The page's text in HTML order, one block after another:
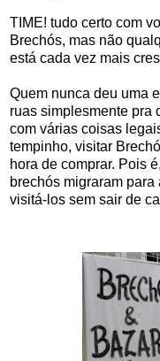
TIME! tudo certo com
Brechós, mas não
está cada vez mais
Quem nunca deu uma
ruas simplesmente pra
com várias coisas
tempinho, visitar
hora de comprar. Pois
brechós migraram
visitá-los sem sair de